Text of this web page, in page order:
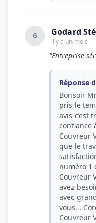
G Godard
il y a un mois
"Entreprise
Réponse
Bonsoir
pris le
avis c’est
confiance
Couvreur
que le
numéro 1
Couvreur
avez
avec
vous. .
Couvreur